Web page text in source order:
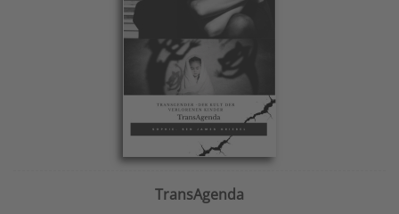
TransAgenda